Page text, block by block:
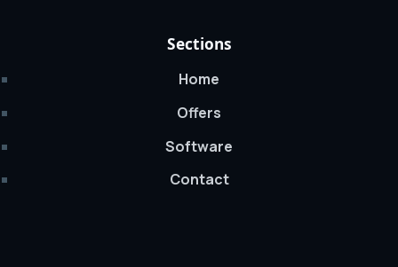
Sections
Home
Offers
Software
Contact